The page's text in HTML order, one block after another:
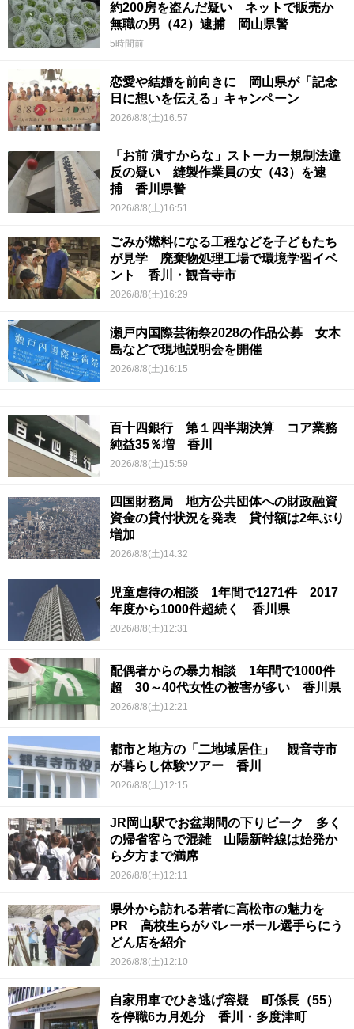
約200房を盗んだ疑い ネットで販売か
無職の男（42）逮捕 岡山県警
5時間前
恋愛や結婚を前向きに 岡山県が「記念
日に想いを伝える」キャンペーン
2026/8/8(土)16:57
「お前 潰すからな」ストーカー規制法違
反の疑い 縫製作業員の女（43）を逮
捕 香川県警
2026/8/8(土)16:51
ごみが燃料になる工程などを子どもたち
が見学 廃棄物処理工場で環境学習イベ
ント 香川・観音寺市
2026/8/8(土)16:29
瀬戸内国際芸術祭2028の作品公募 女木
島などで現地説明会を開催
2026/8/8(土)16:15
百十四銀行 第１四半期決算 コア業務
純益35％増 香川
2026/8/8(土)15:59
四国財務局 地方公共団体への財政融資
資金の貸付状況を発表 貸付額は2年ぶり
増加
2026/8/8(土)14:32
児童虐待の相談 1年間で1271件 2017
年度から1000件超続く 香川県
2026/8/8(土)12:31
配偶者からの暴力相談 1年間で1000件
超 30～40代女性の被害が多い 香川県
2026/8/8(土)12:21
都市と地方の「二地域居住」 観音寺市
が暮らし体験ツアー 香川
2026/8/8(土)12:15
JR岡山駅でお盆期間の下りピーク 多く
の帰省客らで混雑 山陽新幹線は始発か
ら夕方まで満席
2026/8/8(土)12:11
県外から訪れる若者に高松市の魅力を
PR 高校生らがバレーボール選手らにう
どん店を紹介
2026/8/8(土)12:10
自家用車でひき逃げ容疑 町係長（55）
を停職6カ月処分 香川・多度津町